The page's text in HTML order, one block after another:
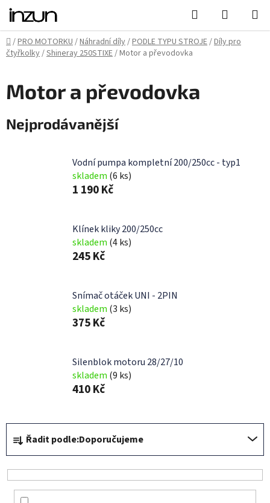
Přejít
obsah
Hledat
KOŠÍK
Domů
/PRO MOTORKU/Náhradní díly/PODLE TYPU STROJE/Díly pro
čtyřkolky/Shineray 250STIXE/Motor a převodovka
Motor a převodovka
Nejprodávanější
Vodní pumpa kompletní 200/250cc - typ1
skladem (6 ks)
1 190 Kč
Klínek kliky 200/250cc
skladem (4 ks)
245 Kč
Snímač otáček UNI - 2PIN
skladem (3 ks)
375 Kč
Silenblok motoru 28/27/10
skladem (9 ks)
410 Kč
Ř
a
z
e
Řadit podle:Doporučujeme